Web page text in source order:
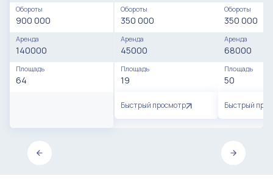
Обороты
900 000
Аренда
140000
Площадь
64
Обороты
350 000
Аренда
45000
Площадь
19
Быстрый просмотр
Обороты
350 000
Аренда
68000
Площадь
50
Быстрый